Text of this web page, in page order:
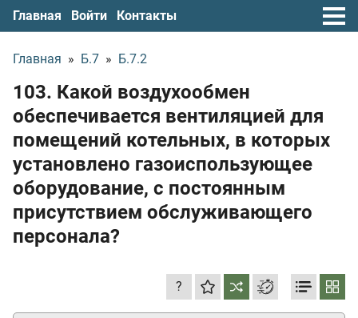
Главная Войти Контакты
Главная » Б.7 » Б.7.2
103. Какой воздухообмен
обеспечивается вентиляцией для
помещений котельных, в которых
установлено газоиспользующее
оборудование, с постоянным
присутствием обслуживающего
персонала?
?